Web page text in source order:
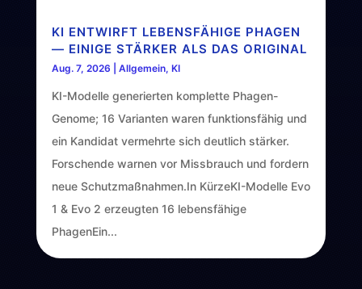
KI ENTWIRFT LEBENSFÄHIGE PHAGEN
— EINIGE STÄRKER ALS DAS ORIGINAL
Aug. 7, 2026 Allgemein, KI
KI-Modelle generierten komplette Phagen-
Genome; 16 Varianten waren funktionsfähig und
ein Kandidat vermehrte sich deutlich stärker.
Forschende warnen vor Missbrauch und fordern
neue Schutzmaßnahmen.In KürzeKI-Modelle Evo
1 & Evo 2 erzeugten 16 lebensfähige
PhagenEin...